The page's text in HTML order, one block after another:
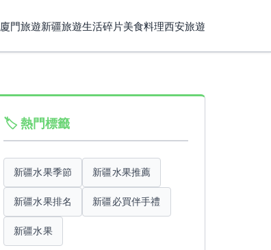
廈門旅遊新疆旅遊生活碎片美食料理西安旅遊
🏷️ 熱門標籤
新疆水果季節 新疆水果推薦
新疆水果排名 新疆必買伴手禮
新疆水果